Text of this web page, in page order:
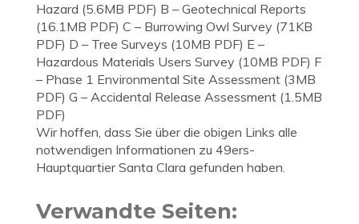
Hazard (5.6MB PDF) B – Geotechnical Reports
(16.1MB PDF) C – Burrowing Owl Survey (71KB
PDF) D – Tree Surveys (10MB PDF) E –
Hazardous Materials Users Survey (10MB PDF) F
– Phase 1 Environmental Site Assessment (3MB
PDF) G – Accidental Release Assessment (1.5MB
PDF)
Wir hoffen, dass Sie über die obigen Links alle
notwendigen Informationen zu 49ers-
Hauptquartier Santa Clara gefunden haben.
Verwandte Seiten: